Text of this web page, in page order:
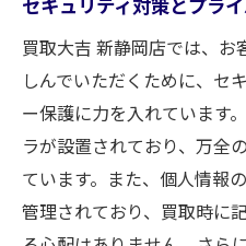
買取大吉 新静岡店では、
しんでいただくために、セ
ー保護に力を入れています
ラが設置されており、万全
ています。また、個人情報
管理されており、買取時に